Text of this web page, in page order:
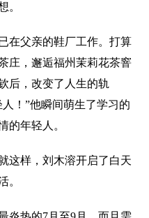
。
在父亲的鞋厂工作。打算
庄，邂逅福州茉莉花茶窨
后，改变了人生的轨
！”他瞬间萌生了学习的
的年轻人。
这样，刘木溶开启了白天
。